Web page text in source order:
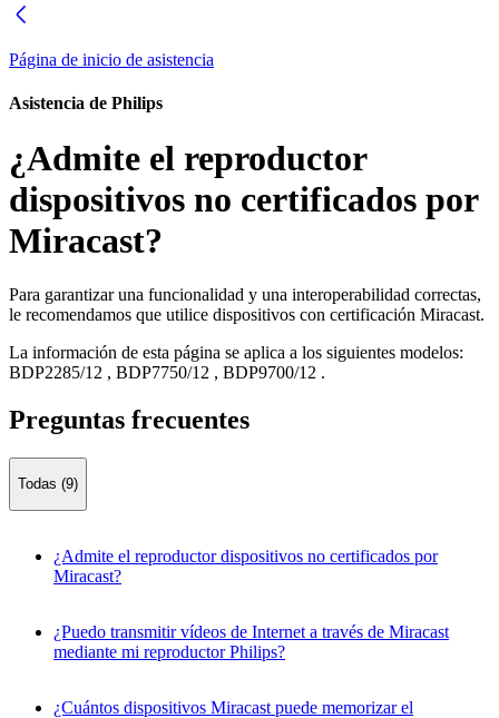
Página de inicio de asistencia
Asistencia de Philips
¿Admite el reproductor
dispositivos no certificados por
Miracast?
Para garantizar una funcionalidad y una interoperabilidad correctas,
le recomendamos que utilice dispositivos con certificación Miracast.
La información de esta página se aplica a los siguientes modelos:
BDP2285/12 , BDP7750/12 , BDP9700/12 .
Preguntas frecuentes
Todas (9)
¿Admite el reproductor dispositivos no certificados por
Miracast?
¿Puedo transmitir vídeos de Internet a través de Miracast
mediante mi reproductor Philips?
¿Cuántos dispositivos Miracast puede memorizar el